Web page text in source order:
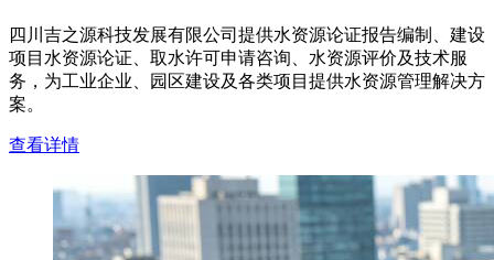
四川吉之源科技发展有限公司提供水资源论证报告编制、建设
项目水资源论证、取水许可申请咨询、水资源评价及技术服
务，为工业企业、园区建设及各类项目提供水资源管理解决方
案。
查看详情